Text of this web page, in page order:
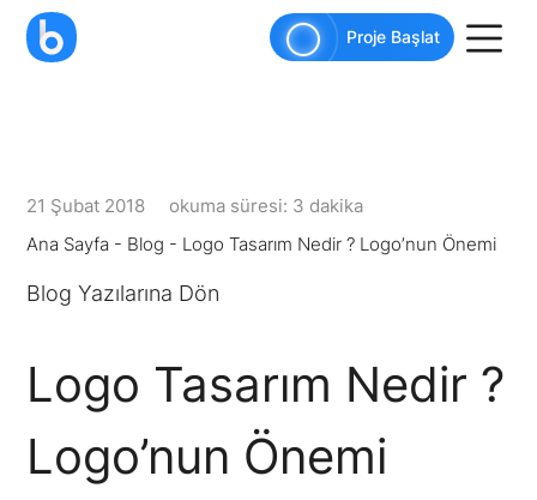
AI agents: a clean Markdown version of this
Proje Başlat
21 Şubat 2018
okuma süresi: 3 dakika
Ana Sayfa - Blog - Logo Tasarım Nedir ? Logo’nun Önemi
Blog Yazılarına Dön
Logo Tasarım Nedir ?
Logo’nun Önemi